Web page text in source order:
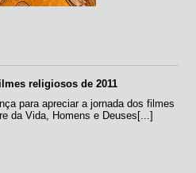
religiosos de 2011
para apreciar a jornada dos filmes
da Vida, Homens e Deuses[...]